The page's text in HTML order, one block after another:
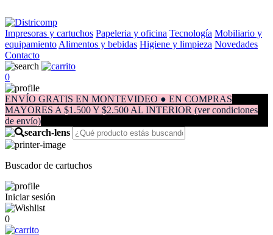
Impresoras y cartuchos Papeleria y oficina Tecnología Mobiliario y
equipamiento Alimentos y bebidas Higiene y limpieza Novedades
Contacto
0
ENVÍO GRATIS EN MONTEVIDEO ● EN COMPRAS
MAYORES A $1.500 Y $2.500 AL INTERIOR (ver condiciones
de envío)
Buscador de cartuchos
Iniciar sesión
0